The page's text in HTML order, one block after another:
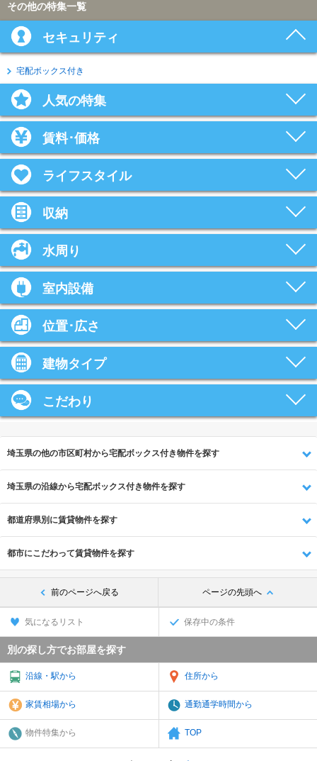
その他の特集一覧
セキュリティ
宅配ボックス付き
人気の特集
賃料･価格
ライフスタイル
収納
水周り
室内設備
位置･広さ
建物タイプ
こだわり
埼玉県の他の市区町村から宅配ボックス付き物件を探す
埼玉県の沿線から宅配ボックス付き物件を探す
都道府県別に賃貸物件を探す
都市にこだわって賃貸物件を探す
前のページへ戻る ページの先頭へ
気になるリスト 保存中の条件
別の探し方でお部屋を探す
沿線・駅から 住所から
家賃相場から 通勤通学時間から
物件特集から TOP